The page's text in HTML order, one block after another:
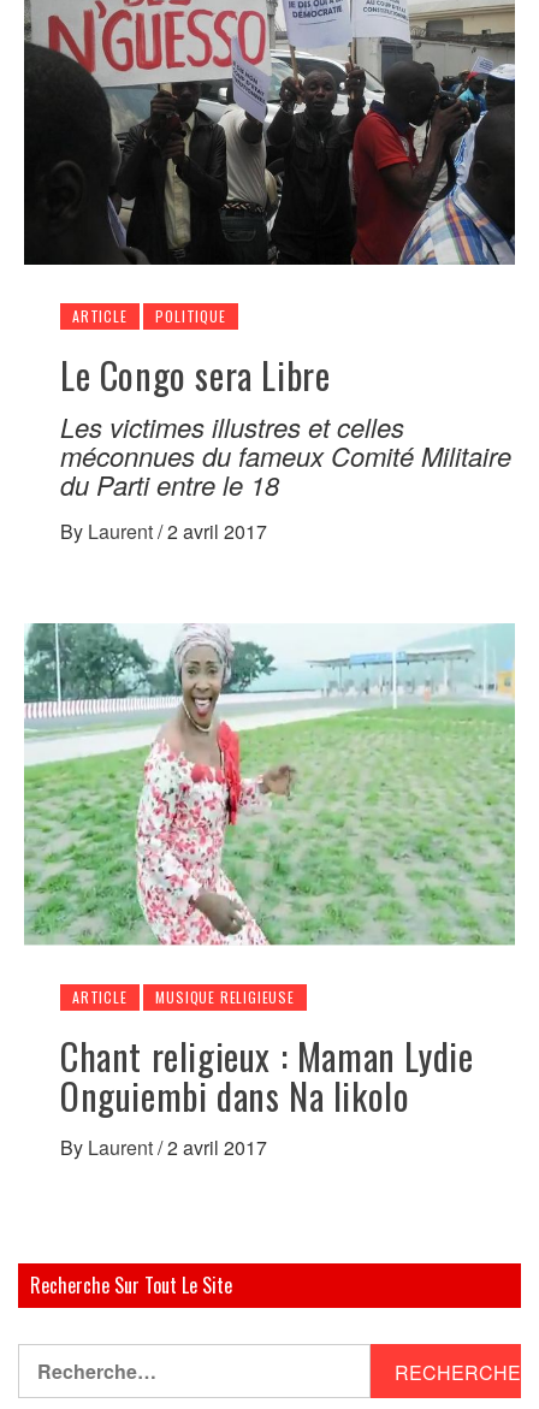
ARTICLE POLITIQUE
Le Congo sera Libre
Les victimes illustres et celles
méconnues du fameux Comité Militaire
du Parti entre le 18
By Laurent/2 avril 2017
ARTICLE MUSIQUE RELIGIEUSE
Chant religieux : Maman Lydie
Onguiembi dans Na likolo
By Laurent/2 avril 2017
Recherche Sur Tout Le Site